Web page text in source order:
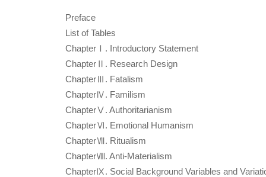
Preface
List of Tables
ChapterⅠ. Introductory Statement
ChapterⅡ. Research Design
ChapterⅢ. Fatalism
ChapterⅣ. Familism
ChapterⅤ. Authoritarianism
ChapterⅥ. Emotional Humanism
ChapterⅦ. Ritualism
ChapterⅧ. Anti-Materialism
ChapterⅨ. Social Background Variables and